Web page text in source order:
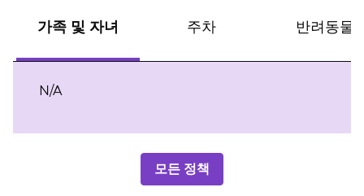
가족 및 자녀 주차 반려동물
N/A
모든 정책